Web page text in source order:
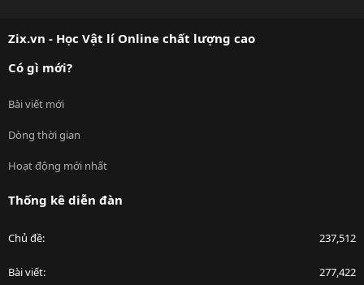
Zix.vn - Học Vật lí Online chất lượng cao
Có gì mới?
Bài viết mới
Dòng thời gian
Hoạt động mới nhất
Thống kê diễn đàn
Chủ đề 237,512
Bài viết 277,422